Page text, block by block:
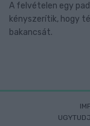
A felvételen egy
kényszerítik, hogy
bakancsát.